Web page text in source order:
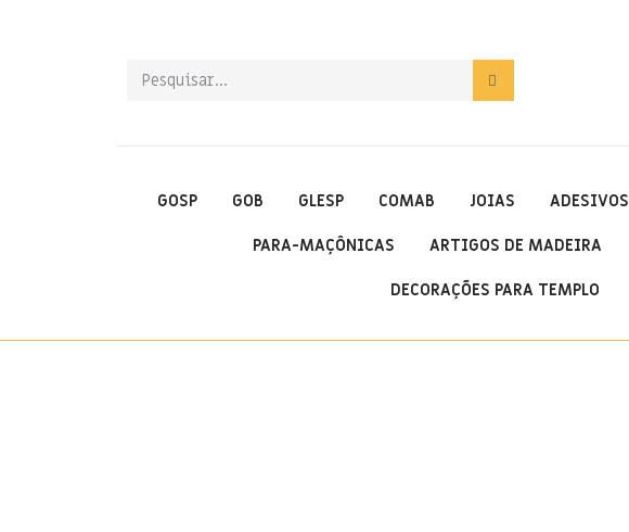
GOSP GOB GLESP COMAB JOIAS ADESIVOS
PARA-MAÇÔNICAS ARTIGOS DE MADEIRA
DECORAÇÕES PARA TEMPLO